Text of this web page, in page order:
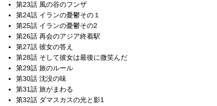
第23話 風の谷のフンザ
第24話 イランの憂鬱その１
第25話 イランの憂鬱その2
第26話 再会のアジア終着駅
第27話 彼女の答え
第28話 そして彼女は最後に微笑んだ
第29話 旅のルール
第30話 沈没の味
第31話 旅がまわる
第32話 ダマスカスの光と影1